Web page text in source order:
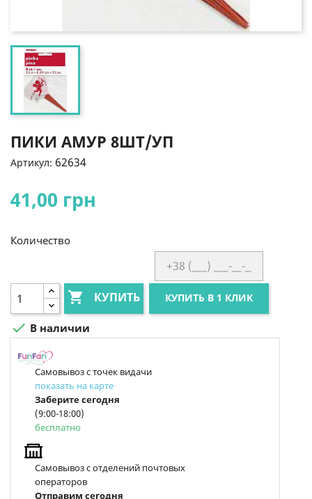
ПИКИ АМУР 8ШТ/УП
Артикул: 62634
41,00 грн
Количество
 КУПИТЬ КУПИТЬ В 1 КЛИК
 В наличии
Самовывоз с точек видачи
показать на карте
Заберите сегодня
(9:00-18:00)
бесплатно
Самовывоз с отделений почтовых
операторов
Отправим сегодня